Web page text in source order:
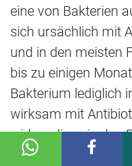
eine von Bakterien
sich ursächlich mit
und in den meisten
bis zu einigen
Bakterium lediglich
wirksam mit
wirken diese in den
Wissenschaft geht